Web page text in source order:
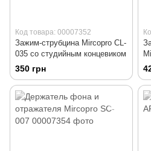
Код товара: 00007352
Зажим-струбцина Mircopro CL-
035 со студийным концевиком
350 грн